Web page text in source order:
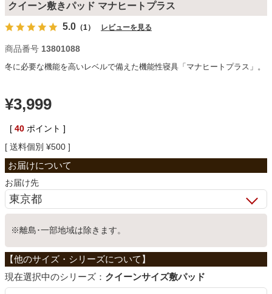
椅子・チェア
収納家具
ホームオフィス
こたつ
クイーン敷きパッド マナヒートプラス
5.0 （1） レビューを見る
商品番号 13801088
冬に必要な機能を高いレベルで備えた機能性寝具「マナヒートプラス」。
¥3,999
[ 40 ポイント ]
送料個別 ¥500
お届け先
※離島･一部地域は除きます。
シリーズ： クイーンサイズ敷パッド